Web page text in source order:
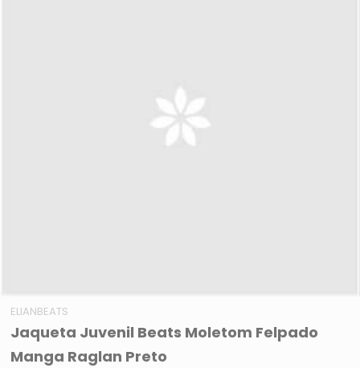
ELIANBEATS
Jaqueta Juvenil Beats Moletom Felpado
Manga Raglan Preto